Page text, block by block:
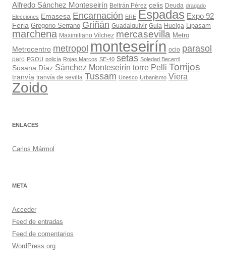
Alfredo Sánchez Monteseirín Beltrán Pérez celis Deuda dragado
Elecciones Emasesa Encarnación ERE Espadas Expo 92
Feria Gregorio Serrano Griñán Guadalquivir Guía Huelga Lipasam
marchena Maximiliano Vílchez mercasevilla Metro
Metrocentro metropol monteseirín ocio parasol
paro PGOU policía Rojas Marcos SE-40 setas Soledad Becerril
Susana Díaz Sánchez Monteseirín torre Pelli Torrijos
tranvía tranvía de sevilla Tussam Unesco Urbanismo Viera
Zoido
ENLACES
Carlos Mármol
META
Acceder
Feed de entradas
Feed de comentarios
WordPress.org